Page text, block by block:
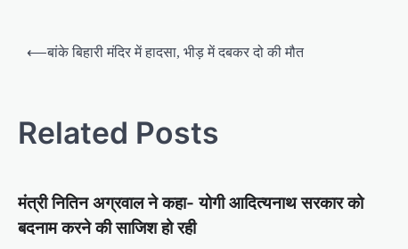
t
v
⟵बांके बिहारी मंदिर में हादसा, भीड़ में दबकर दो की मौत
Related Posts
मंत्री नितिन अग्रवाल ने कहा- योगी आदित्यनाथ सरकार को
बदनाम करने की साजिश हो रही